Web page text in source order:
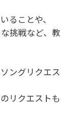
ることや、
挑戦など、教
ングリクエス
リクエストも